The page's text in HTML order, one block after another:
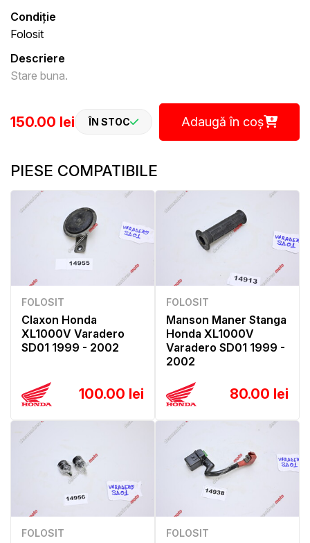
Condiție
Folosit
Descriere
Stare buna.
150.00 lei ÎN STOC Adaugă în coș
PIESE COMPATIBILE
FOLOSIT
Claxon Honda
XL1000V Varadero
SD01 1999 - 2002
100.00 lei
FOLOSIT
Manson Maner Stanga
Honda XL1000V
Varadero SD01 1999 -
2002
80.00 lei
FOLOSIT FOLOSIT